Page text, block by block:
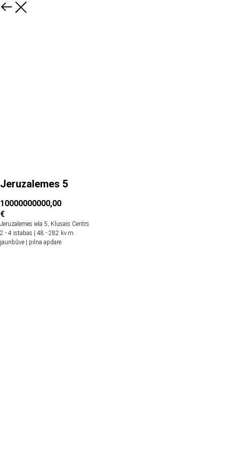
Jeruzalemes 5
10000000000,00
€
Jeruzalemes iela 5, Klusais Centrs
2 - 4 istabas | 48 - 282 kv.m.
jaunbūve | pilna apdare